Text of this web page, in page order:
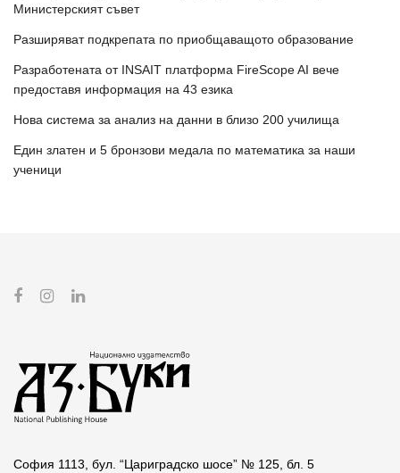
Министерският съвет
Разширяват подкрепата по приобщаващото образование
Разработената от INSAIT платформа FireScope AI вече
предоставя информация на 43 езика
Нова система за анализ на данни в близо 200 училища
Един златен и 5 бронзови медала по математика за наши
ученици
София 1113, бул. “Цариградско шосе” № 125, бл. 5